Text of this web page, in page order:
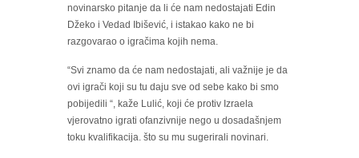
novinarsko pitanje da li će nam nedostajati Edin
Džeko i Vedad Ibišević, i istakao kako ne bi
razgovarao o igračima kojih nema.
“Svi znamo da će nam nedostajati, ali važnije je da
ovi igrači koji su tu daju sve od sebe kako bi smo
pobijedili “, kaže Lulić, koji će protiv Izraela
vjerovatno igrati ofanzivnije nego u dosadašnjem
toku kvalifikacija. što su mu sugerirali novinari.